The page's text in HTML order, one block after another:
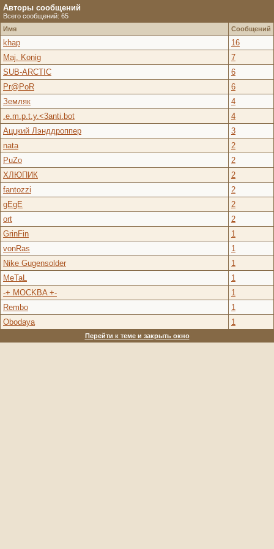
Авторы сообщений
Всего сообщений: 65
Имя
Сообщений
khap
16
Maj. Konig
7
SUB-ARCTIC
6
Pr@PoR
6
Земляк
4
.e.m.p.t.y.<3anti.bot
4
Аццкий Лэнддроппер
3
nata
2
PuZo
2
ХЛЮПИК
2
fantozzi
2
gEgE
2
ort
2
GrinFin
1
vonRas
1
Nike Gugensolder
1
MeTaL
1
-+ MOCKBA +-
1
Rembo
1
Obodaya
1
Перейти к теме и закрыть окно